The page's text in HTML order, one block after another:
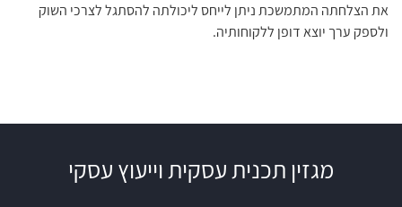
את הצלחתה המתמשכת ניתן לייחס ליכולתה להסתגל לצרכי השוק
ולספק ערך יוצא דופן ללקוחותיה.
מגזין תכנית עסקית וייעוץ עסקי